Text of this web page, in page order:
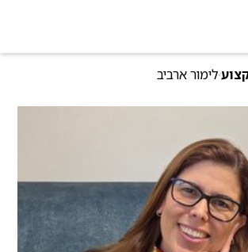
לימור ארביב